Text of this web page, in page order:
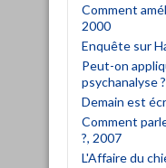
Comment
2000
Enquête sur
Peut-on
psychanalyse
Demain est
Comment
?, 2007
L'Affaire du